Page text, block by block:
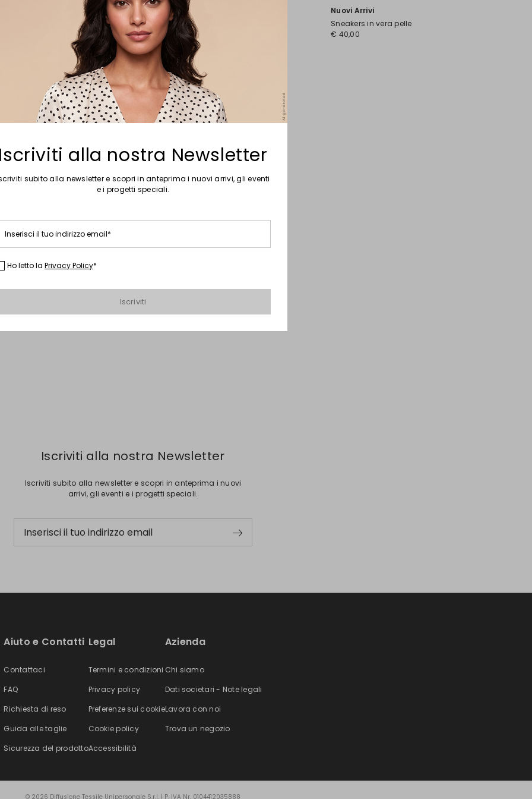
Nuovi Arrivi
Sneakers alte in suede
€ 40,00
Nuovi Arrivi
Sneakers in vera pelle
€ 40,00
Iscriviti alla nostra Newsletter
Iscriviti subito alla newsletter e scopri in anteprima i nuovi
arrivi, gli eventi e i progetti speciali.
Inserisci il tuo indirizzo email
Aiuto e Contatti
Contattaci
FAQ
Richiesta di reso
Guida alle taglie
Sicurezza del prodotto
Legal
Termini e condizioni
Privacy policy
Preferenze sui cookie
Cookie policy
Accessibilità
Azienda
Chi siamo
Dati societari - Note legali
Lavora con noi
Trova un negozio
© 2026 Diffusione Tessile Unipersonale S.r.l. | P. IVA Nr. 0104412035888
Iscriviti alla nostra Newsletter
subito alla newsletter e scopri in anteprima i nuovi arrivi, gli eventi
e i progetti speciali.
Inserisci il tuo indirizzo email*
Ho letto la Privacy Policy*
Iscriviti